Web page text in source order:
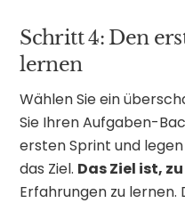
Schritt 4: Den
lernen
Wählen Sie ein
Sie Ihren Aufgaben-
ersten Sprint und
das Ziel. Das Ziel ist,
Erfahrungen zu